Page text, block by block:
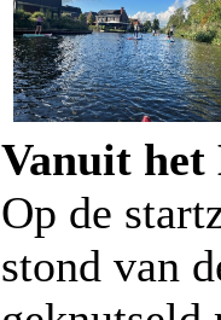
Vanuit
Op de
stond van